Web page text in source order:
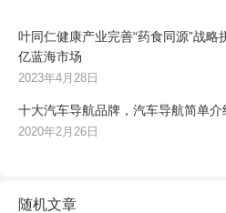
叶同仁健康产业完善“药食同源”战略
亿蓝海市场
2023年4月28日
十大汽车导航品牌，汽车导航简单介
2020年2月26日
随机文章